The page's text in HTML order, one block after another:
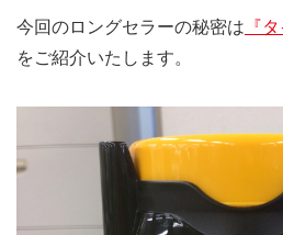
今回のロングセラーの秘密は 『
をご紹介いたします。